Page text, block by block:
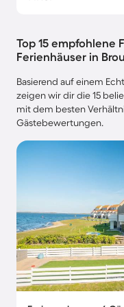
Top 15 empfohlene
Ferienhäuser in
Basierend auf einem
zeigen wir dir die 15
mit dem besten
Gästebewertungen.